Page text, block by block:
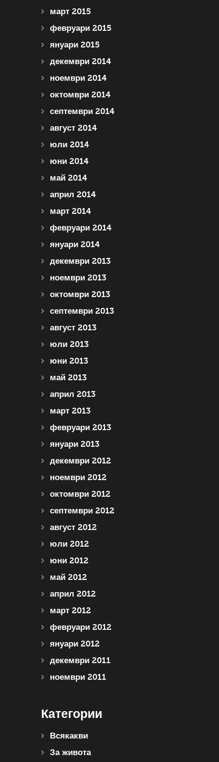
март 2015
февруари 2015
януари 2015
декември 2014
ноември 2014
октомври 2014
септември 2014
август 2014
юли 2014
юни 2014
май 2014
април 2014
март 2014
февруари 2014
януари 2014
декември 2013
ноември 2013
октомври 2013
септември 2013
август 2013
юли 2013
юни 2013
май 2013
април 2013
март 2013
февруари 2013
януари 2013
декември 2012
ноември 2012
октомври 2012
септември 2012
август 2012
юли 2012
юни 2012
май 2012
април 2012
март 2012
февруари 2012
януари 2012
декември 2011
ноември 2011
Категории
Всякакви
За живота